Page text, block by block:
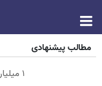
مطالب پیشنهادی
۱ میلیارد اعتبار خرید طلا | بدون ضامن و چک